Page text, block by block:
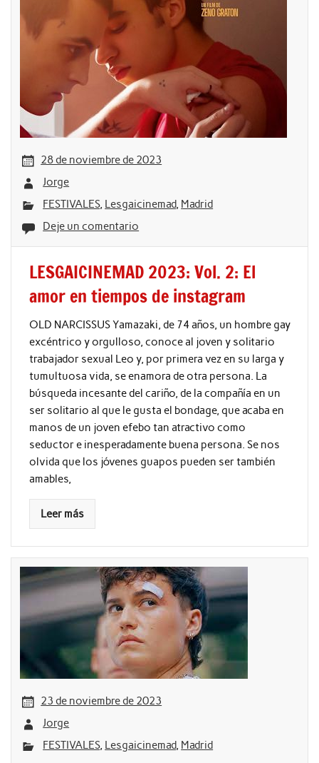
28 de noviembre de 2023
Jorge
FESTIVALES, Lesgaicinemad, Madrid
Deje un comentario
LESGAICINEMAD 2023: Vol. 2: El
amor en tiempos de instagram
OLD NARCISSUS Yamazaki, de 74 años, un hombre gay
excéntrico y orgulloso, conoce al joven y solitario
trabajador sexual Leo y, por primera vez en su larga y
tumultuosa vida, se enamora de otra persona. La
búsqueda incesante del cariño, de la compañía en un
ser solitario al que le gusta el bondage, que acaba en
manos de un joven efebo tan atractivo como
seductor e inesperadamente buena persona. Se nos
olvida que los jóvenes guapos pueden ser también
amables,
Leer más
23 de noviembre de 2023
Jorge
FESTIVALES, Lesgaicinemad, Madrid